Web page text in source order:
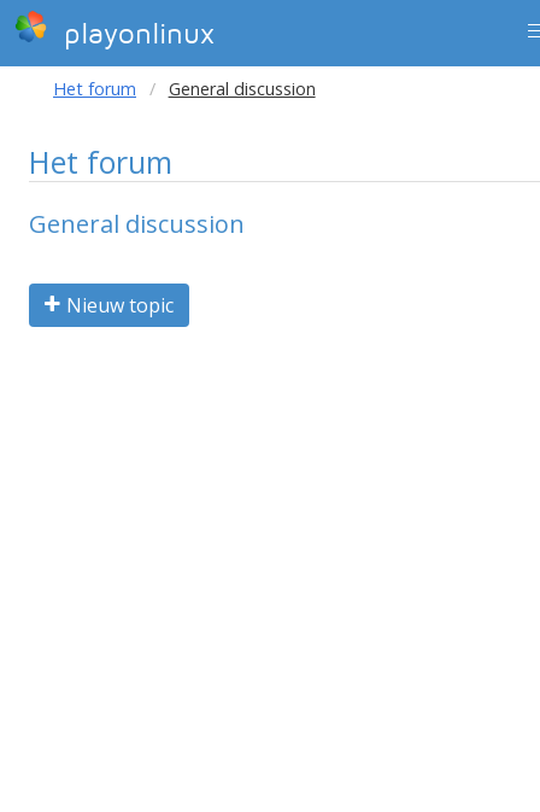
playonlinux
Het forum General discussion
Het forum
General discussion
Nieuw topic